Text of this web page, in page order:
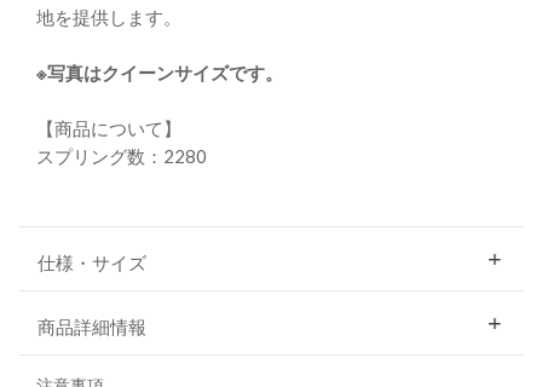
地を提供します。
※写真はクイーンサイズです。
【商品について】
スプリング数：2280
仕様・サイズ
商品詳細情報